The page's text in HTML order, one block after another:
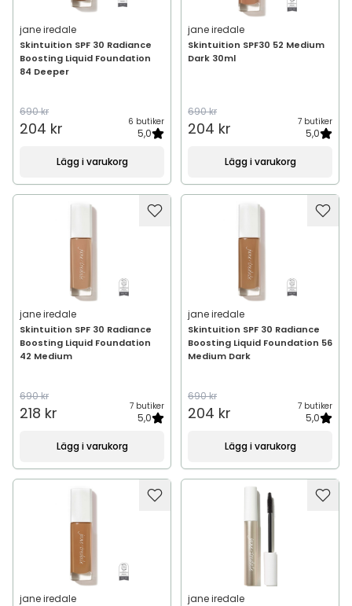
jane iredale
Skintuition SPF 30 Radiance
Boosting Liquid Foundation
84 Deeper
690 kr
204 kr 6 butiker
5,0
Lägg i varukorg
jane iredale
Skintuition SPF30 52 Medium
Dark 30ml
690 kr
204 kr 7 butiker
5,0
Lägg i varukorg
jane iredale
Skintuition SPF 30 Radiance
Boosting Liquid Foundation
42 Medium
690 kr
218 kr 7 butiker
5,0
Lägg i varukorg
jane iredale
Skintuition SPF 30 Radiance
Boosting Liquid Foundation 56
Medium Dark
690 kr
204 kr 7 butiker
5,0
Lägg i varukorg
jane iredale jane iredale